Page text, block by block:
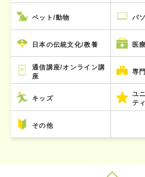
ペット/動物 パ
日本の伝統文化/教養 医
通信講座/オンライン講
座
専
キッズ
ユ
ティ
その他